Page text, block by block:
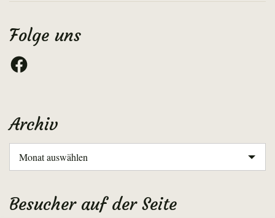
Folge uns
Facebook
Archiv
Archiv
Besucher auf der Seite